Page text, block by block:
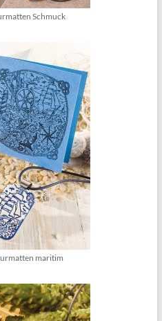
Schmuck
maritim